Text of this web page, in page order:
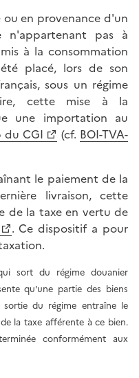
en provenance d'un
pas à
à la consommation
placé, lors de son
sous un régime
cette mise à la
une importation au
du CGI (cf. BOI-TVA-
le paiement de la
livraison, cette
de la taxe en vertu de
. Ce dispositif a pour
sort du régime douanier
qu'une partie des biens
du régime entraîne le
la taxe afférente à ce bien.
conformément aux